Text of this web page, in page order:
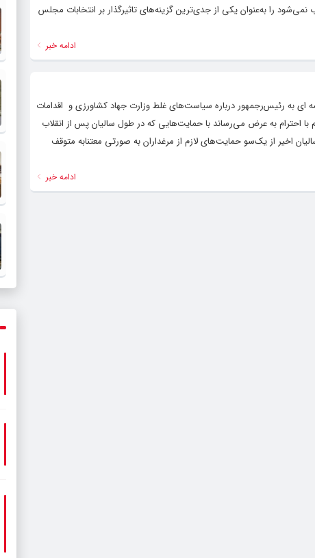
را به‌عنوان یکی از جدی‌ترین گزینه‌های تاثیرگذار بر انتخابات مجلس
ادامه خبر
ای به رئیس‌رجمهور درباره سیاست‌های غلط وزارت جهاد کشاورزی و اقدامات
به عرض می‌رساند با حمایت‌هایی که در طول سالیان پس از انقلاب
اخیر از یک‌سو حمایت‌های لازم از مرغداران به صورتی معتنابه متوقف‌
ادامه خبر